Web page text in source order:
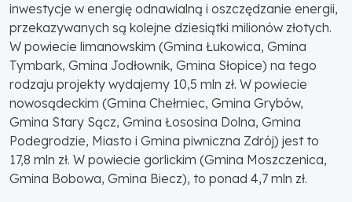
inwestycje w energię odnawialną i oszczędzanie energii,
przekazywanych są kolejne dziesiątki milionów złotych.
W powiecie limanowskim (Gmina Łukowica, Gmina
Tymbark, Gmina Jodłownik, Gmina Słopice) na tego
rodzaju projekty wydajemy 10,5 mln zł. W powiecie
nowosądeckim (Gmina Chełmiec, Gmina Grybów,
Gmina Stary Sącz, Gmina Łososina Dolna, Gmina
Podegrodzie, Miasto i Gmina piwniczna Zdrój) jest to
17,8 mln zł. W powiecie gorlickim (Gmina Moszczenica,
Gmina Bobowa, Gmina Biecz), to ponad 4,7 mln zł.